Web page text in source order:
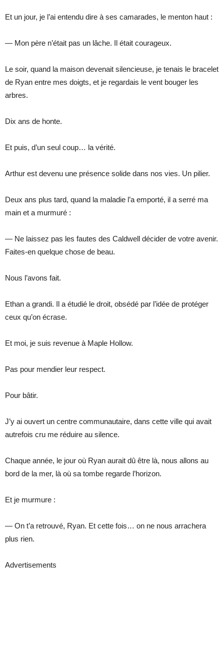
Et un jour, je l’ai entendu dire à ses camarades, le menton haut :
— Mon père n’était pas un lâche. Il était courageux.
Le soir, quand la maison devenait silencieuse, je tenais le bracelet
de Ryan entre mes doigts, et je regardais le vent bouger les
arbres.
Dix ans de honte.
Et puis, d’un seul coup… la vérité.
Arthur est devenu une présence solide dans nos vies. Un pilier.
Deux ans plus tard, quand la maladie l’a emporté, il a serré ma
main et a murmuré :
— Ne laissez pas les fautes des Caldwell décider de votre avenir.
Faites-en quelque chose de beau.
Nous l’avons fait.
Ethan a grandi. Il a étudié le droit, obsédé par l’idée de protéger
ceux qu’on écrase.
Et moi, je suis revenue à Maple Hollow.
Pas pour mendier leur respect.
Pour bâtir.
J’y ai ouvert un centre communautaire, dans cette ville qui avait
autrefois cru me réduire au silence.
Chaque année, le jour où Ryan aurait dû être là, nous allons au
bord de la mer, là où sa tombe regarde l’horizon.
Et je murmure :
— On t’a retrouvé, Ryan. Et cette fois… on ne nous arrachera
plus rien.
Advertisements